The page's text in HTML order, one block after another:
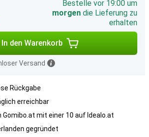
Bestelle vor 19:00 um
morgen die Lieferung zu
erhalten
In den Warenkorb
Versand
Rückgabe
erreichbar
Gomibo.at mit einer 10 auf Idealo.at
gegründet